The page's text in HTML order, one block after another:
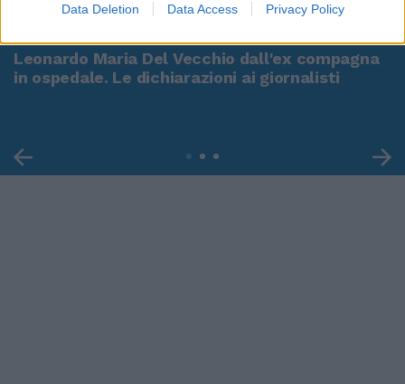
Data Deletion Data Access Privacy Policy
00:00 01:16
Leonardo Maria Del Vecchio dall'ex compagna
in ospedale. Le dichiarazioni ai giornalisti